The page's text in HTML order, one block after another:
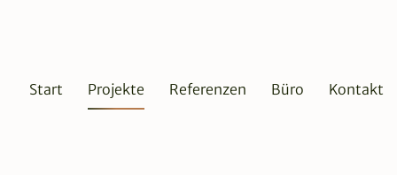
Start Projekte Referenzen Büro Kontakt